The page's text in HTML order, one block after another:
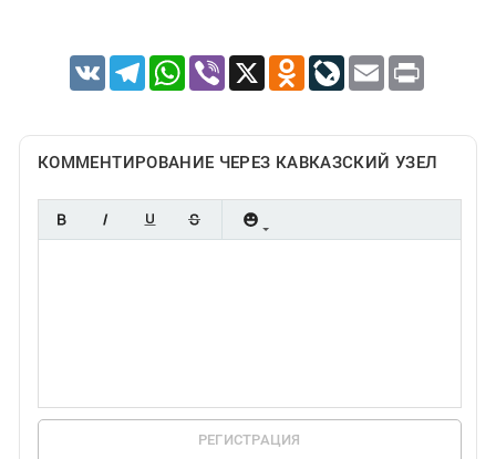
VK TelegramWhatsApp
Viber X Odnoklassniki
LiveJournal
Email Print
КОММЕНТИРОВАНИЕ ЧЕРЕЗ КАВКАЗСКИЙ УЗЕЛ
РЕГИСТРАЦИЯ